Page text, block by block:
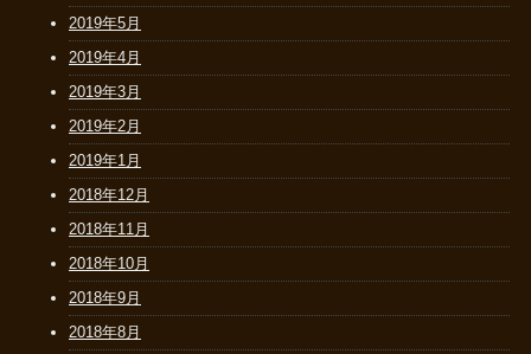
2019年5月
2019年4月
2019年3月
2019年2月
2019年1月
2018年12月
2018年11月
2018年10月
2018年9月
2018年8月